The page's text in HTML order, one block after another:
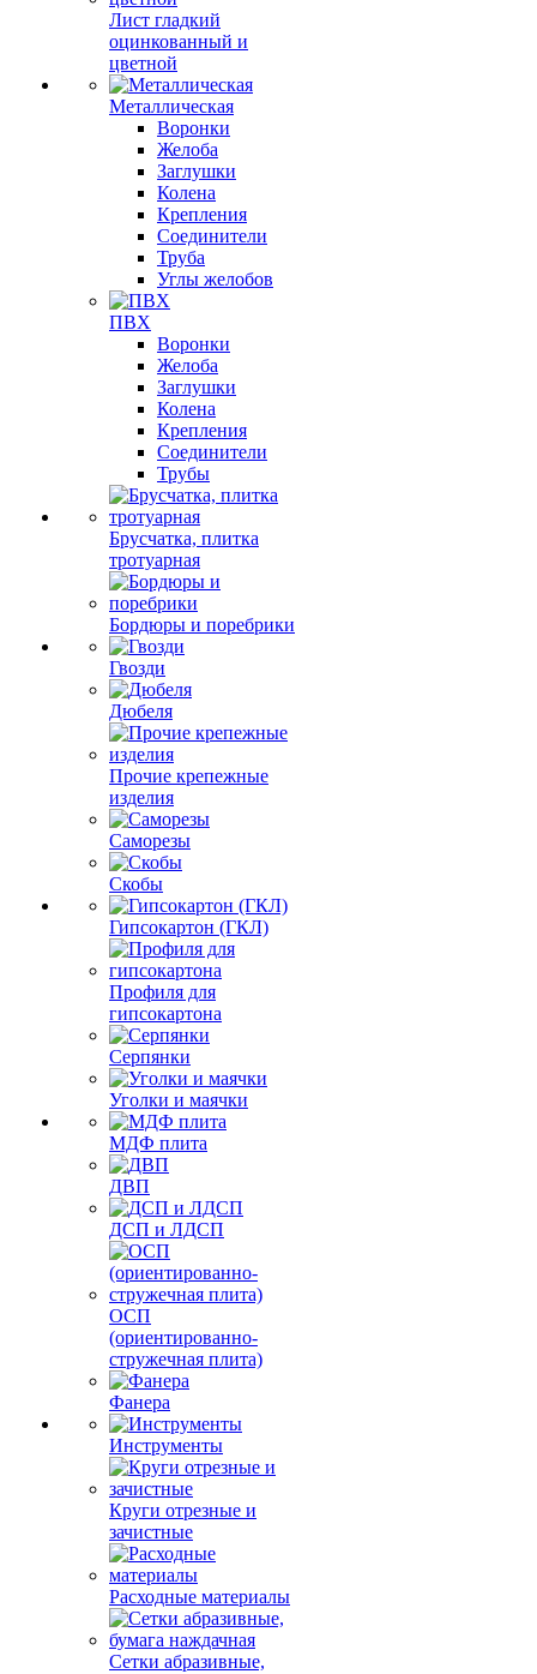
Лист гладкий
оцинкованный и
цветной
Металлическая
Воронки
Желоба
Заглушки
Колена
Крепления
Соединители
Труба
Углы желобов
ПВХ
Воронки
Желоба
Заглушки
Колена
Крепления
Соединители
Трубы
Брусчатка, плитка
тротуарная
Бордюры и поребрики
Гвозди
Дюбеля
Прочие крепежные
изделия
Саморезы
Скобы
Гипсокартон (ГКЛ)
Профиля для
гипсокартона
Серпянки
Уголки и маячки
МДФ плита
ДВП
ДСП и ЛДСП
ОСП
(ориентированно-
стружечная плита)
Фанера
Инструменты
Круги отрезные и
зачистные
Расходные материалы
Сетки абразивные,